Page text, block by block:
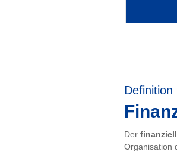
Definition
Der
Organisation